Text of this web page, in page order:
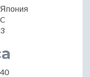
Япония
C
3
40